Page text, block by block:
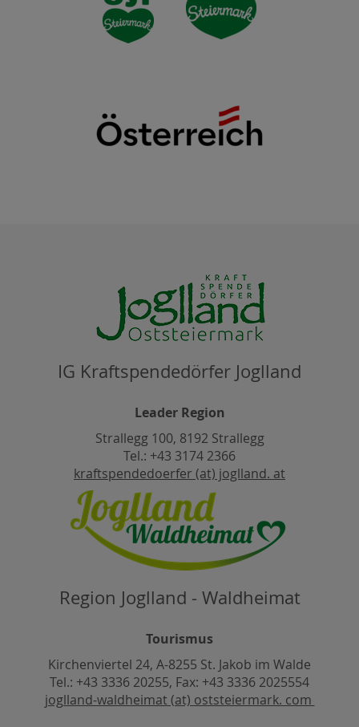
IG Kraftspendedörfer Joglland
Leader Region
Strallegg 100, 8192 Strallegg
Tel.: +43 3174 2366
kraftspendedoerfer (at) joglland. at
Region Joglland - Waldheimat
Tourismus
Kirchenviertel 24, A-8255 St. Jakob im Walde
Tel.: +43 3336 20255, Fax: +43 3336 2025554
joglland-waldheimat (at) oststeiermark. com